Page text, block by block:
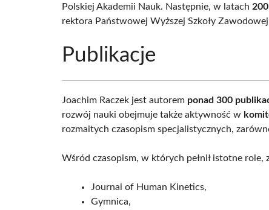
Polskiej Akademii Nauk. Następnie, w latach
rektora Państwowej Wyższej Szkoły
Publikacje
Joachim Raczek jest autorem ponad 300
rozwój nauki obejmuje także aktywność w
rozmaitych czasopism specjalistycznych,
Wśród czasopism, w których pełnił istotne role,
Journal of Human Kinetics,
Gymnica,